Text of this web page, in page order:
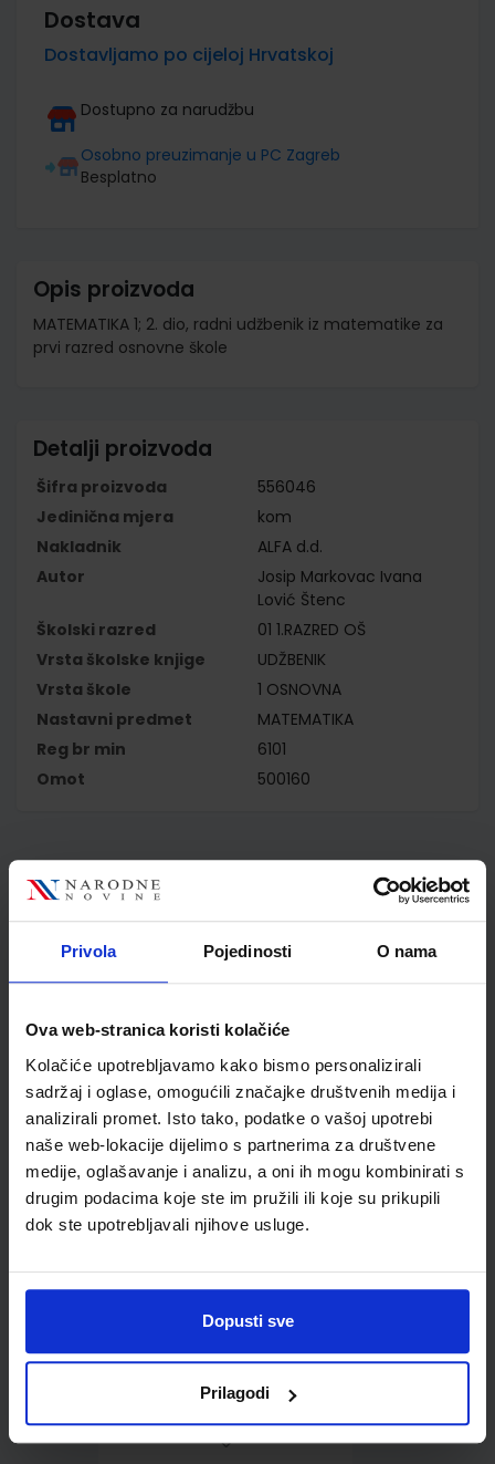
Privola Pojedinosti O nama
Ova web-stranica koristi kolačiće
Kolačiće upotrebljavamo kako bismo personalizirali
sadržaj i oglase, omogućili značajke društvenih medija i
analizirali promet. Isto tako, podatke o vašoj upotrebi
naše web-lokacije dijelimo s partnerima za društvene
medije, oglašavanje i analizu, a oni ih mogu kombinirati s
drugim podacima koje ste im pružili ili koje su prikupili
dok ste upotrebljavali njihove usluge.
Dopusti sve
Prilagodi
Dostava
Dostavljamo po cijeloj Hrvatskoj
Dostupno za narudžbu
Osobno preuzimanje u PC Zagreb
Besplatno
Opis proizvoda
MATEMATIKA 1; 2. dio, radni udžbenik iz matematike za
prvi razred osnovne škole
Detalji proizvoda
Šifra proizvoda
556046
Jedinična mjera
kom
Nakladnik
ALFA d.d.
Autor
Josip Markovac Ivana
Lović Štenc
Školski razred
01 1.RAZRED OŠ
Vrsta školske knjige
UDŽBENIK
Vrsta škole
1 OSNOVNA
Nastavni predmet
MATEMATIKA
Reg br min
6101
Omot
500160
Kupci najčešće biraju..
Omot PVC za školske
udžbenike; dimenzije
431x272; tip 160
0,85 €